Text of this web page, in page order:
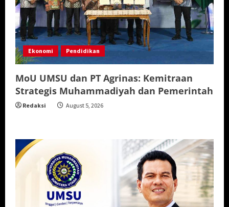
Ekonomi Pendidikan
MoU UMSU dan PT Agrinas: Kemitraan
Strategis Muhammadiyah dan Pemerintah
Redaksi August 5, 2026